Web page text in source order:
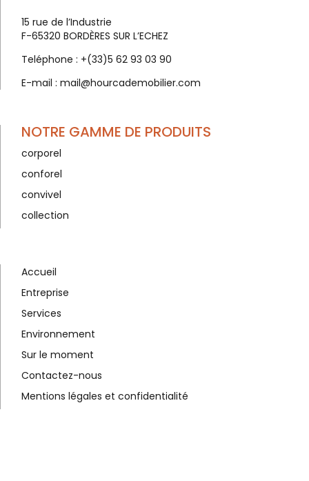
15 rue de l’Industrie
F-65320 BORDÈRES SUR L’ECHEZ
Teléphone : +(33)5 62 93 03 90
E-mail : mail@hourcademobilier.com
NOTRE GAMME DE PRODUITS
corporel
conforel
convivel
collection
Accueil
Entreprise
Services
Environnement
Sur le moment
Contactez-nous
Mentions légales et confidentialité